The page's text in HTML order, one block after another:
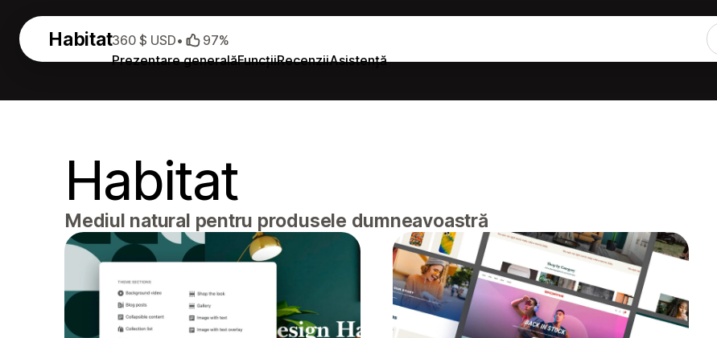
Habitat
Prezentare generalăFuncțiiRecenziiAsistență
360 $ USD• 97%
Habitat
Mediul natural pentru produsele dumneavoastră